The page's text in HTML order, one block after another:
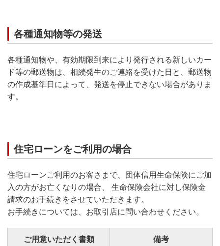
各種通知物等の発送
各種通知物や、有効期限到来により発行される新しいカー
ド等の郵送物は、相続発生のご連絡を受けた日と、郵送物
の作成基準日によって、発送を停止できない場合がありま
す。
住宅ローンをご利用の場合
住宅ローンご利用のお客さまで、団体信用生命保険にご加
入の方がお亡くなりの場合、 生命保険会社に対し保険金
請求のお手続きをさせていただきます。
お手続きについては、お取引店に問い合わせください。
ご用意いただく書類 備考